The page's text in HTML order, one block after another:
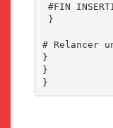
#FIN
}
# Relancer
}
}
}